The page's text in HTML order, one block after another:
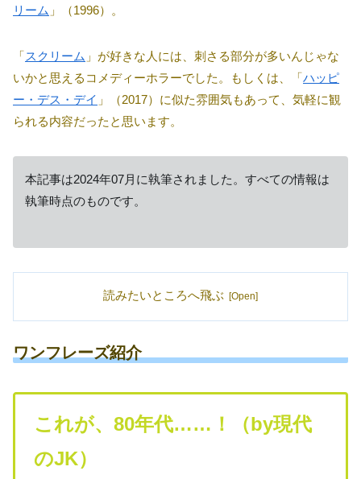
リーム 」（1996）。
「スクリーム 」が好きな人には、刺さる部分が多いんじゃな
いかと思えるコメディーホラーでした。もしくは、「ハッピ
ー・デス・デイ 」（2017）に似た雰囲気もあって、気軽に観
られる内容だったと思います。
本記事は2024年07月に執筆されました。すべての情報は
執筆時点のものです。
読みたいところへ飛ぶ
ワンフレーズ紹介
これが、80年代……！（by現代
のJK）